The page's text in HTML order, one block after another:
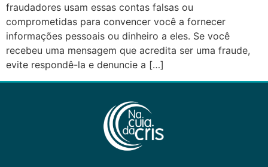
fraudadores usam essas contas falsas ou
comprometidas para convencer você a fornecer
informações pessoais ou dinheiro a eles. Se você
recebeu uma mensagem que acredita ser uma fraude,
evite respondê-la e denuncie a […]